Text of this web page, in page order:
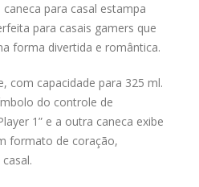
para casal estampa
para casais gamers que
forma divertida e romântica.
com capacidade para 325 ml.
do controle de
1” e a outra caneca exibe
formato de coração,